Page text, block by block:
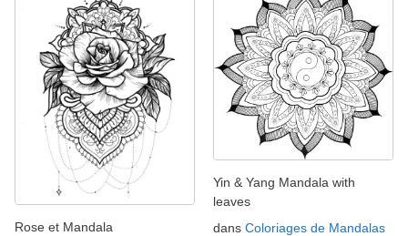
Rose et Mandala
Yin & Yang Mandala with
leaves
dans Coloriages de Mandalas